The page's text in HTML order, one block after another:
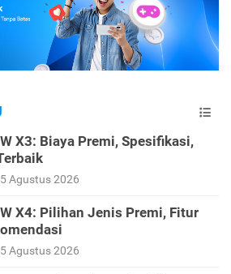
X3: Biaya Premi, Spesifikasi,
5 Agustus 2026
X4: Pilihan Jenis Premi, Fitur
5 Agustus 2026